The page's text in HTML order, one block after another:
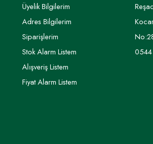
Üyelik Bilgilerim
Adres Bilgilerim
Siparişlerim
Stok Alarm Listem
Alışveriş Listem
Fiyat Alarm Listem